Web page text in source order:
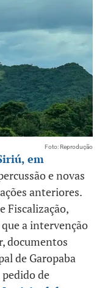
Foto: Reprodução
em
e novas
anteriores.
Fiscalização,
a intervenção
documentos
de Garopaba
de